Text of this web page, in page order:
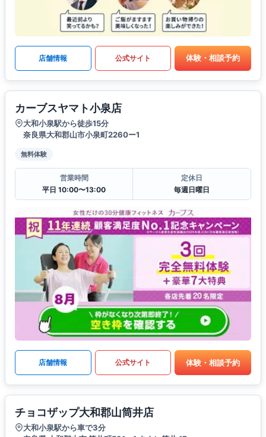
店舗情報 公式サイト 体験・相談予約
カーブスヤマト小泉店
大和小泉駅から徒歩15分
奈良県大和郡山市小泉町2260ー1
無料体験
営業時間
平日 10:00〜13:00
定休日
毎週日曜日
店舗情報 公式サイト 体験・相談予約
チョコザップ大和郡山筒井店
大和小泉駅から車で3分